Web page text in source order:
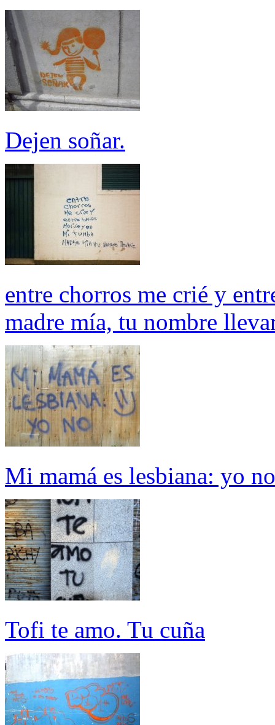
Dejen soñar.
entre chorros me crié y
madre mía, tu nombre
Mi mamá es lesbiana: yo no
Tofi te amo. Tu cuña